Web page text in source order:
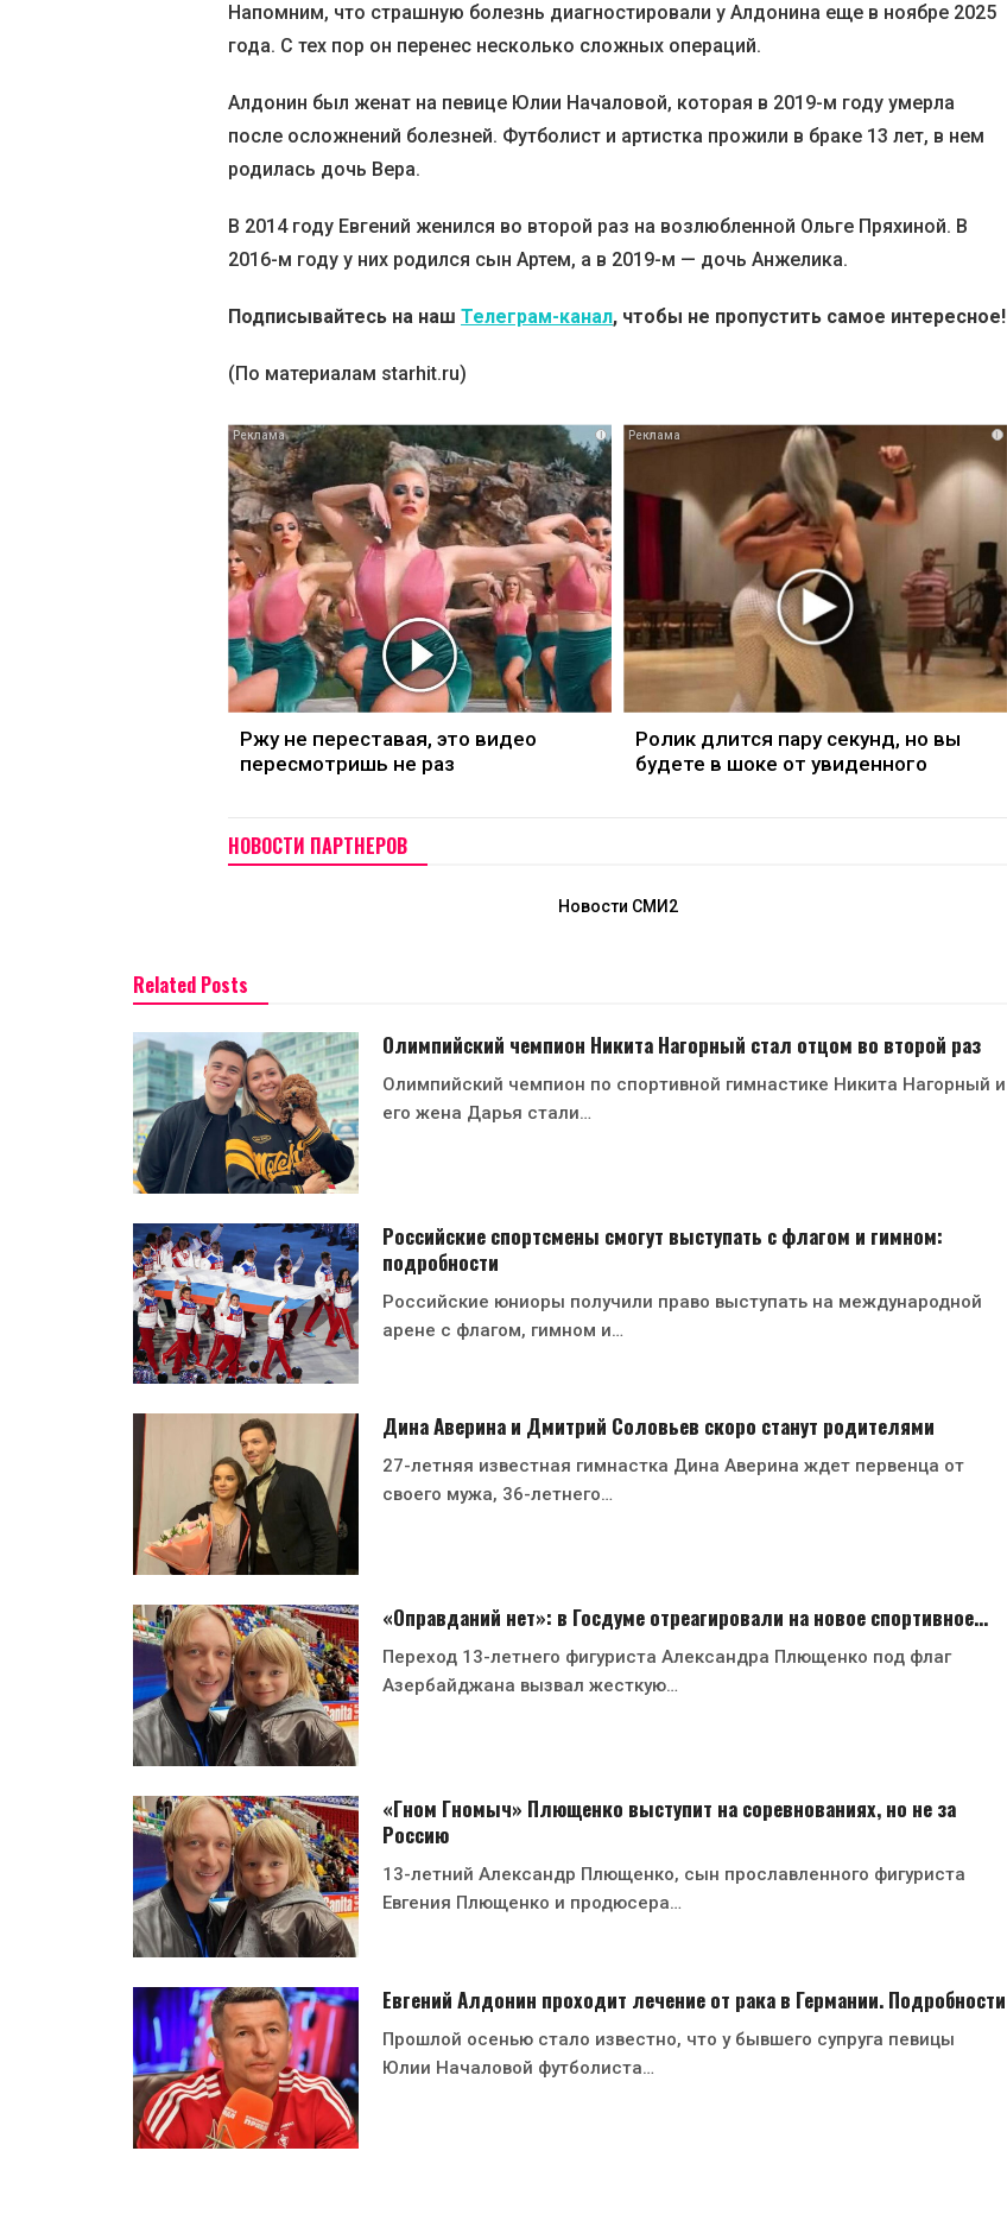
Напомним, что страшную болезнь диагностировали у Алдонина еще в ноябре 2025
года. С тех пор он перенес несколько сложных операций.
Алдонин был женат на певице Юлии Началовой, которая в 2019-м году умерла
после осложнений болезней. Футболист и артистка прожили в браке 13 лет, в нем
родилась дочь Вера.
В 2014 году Евгений женился во второй раз на возлюбленной Ольге Пряхиной. В
2016-м году у них родился сын Артем, а в 2019-м — дочь Анжелика.
Подписывайтесь на наш Телеграм-канал, чтобы не пропустить самое интересное!
(По материалам starhit.ru)
i
Ржу не переставая, это видео
пересмотришь не раз
i
Ролик длится пару секунд, но вы
будете в шоке от увиденного
НОВОСТИ ПАРТНЕРОВ
Новости СМИ2
Related Posts
Олимпийский чемпион Никита Нагорный стал отцом во второй раз
Олимпийский чемпион по спортивной гимнастике Никита Нагорный и
его жена Дарья стали…
Российские спортсмены смогут выступать с флагом и гимном:
подробности
Российские юниоры получили право выступать на международной
арене с флагом, гимном и…
Дина Аверина и Дмитрий Соловьев скоро станут родителями
27-летняя известная гимнастка Дина Аверина ждет первенца от
своего мужа, 36-летнего…
«Оправданий нет»: в Госдуме отреагировали на новое спортивное…
Переход 13-летнего фигуриста Александра Плющенко под флаг
Азербайджана вызвал жесткую…
«Гном Гномыч» Плющенко выступит на соревнованиях, но не за
Россию
13-летний Александр Плющенко, сын прославленного фигуриста
Евгения Плющенко и продюсера…
Евгений Алдонин проходит лечение от рака в Германии. Подробности
Прошлой осенью стало известно, что у бывшего супруга певицы
Юлии Началовой футболиста…